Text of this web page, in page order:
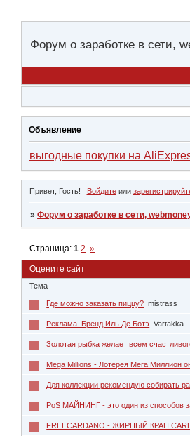
Форум о заработке в сети,
Объявление
выгодные покупки на
Привет, Гость! Войдитеили
»Форум о заработке в сети,
Оцените сайт
Страница:1 2 »
Тема
Где можно заказать пиццу? mistrass
Реклама. Бренд Иль Де Ботэ Vartakka
Золотая рыбка желает всем
Mega Millions - Лотерея Мега Миллион
Для коллекции рекомендую собирать
PoS МАЙНИНГ - это один из способов
FREECARDANO - ЖИРНЫЙ КРАН